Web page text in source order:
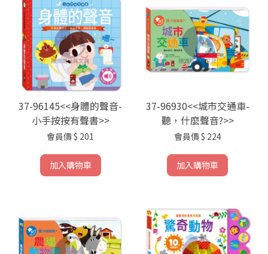
37-96145<<身體的聲音-
小手按按有聲書>>
會員價 $ 201
加入購物車
37-96930<<城市交通車-
聽，什麼聲音?>>
會員價 $ 224
加入購物車